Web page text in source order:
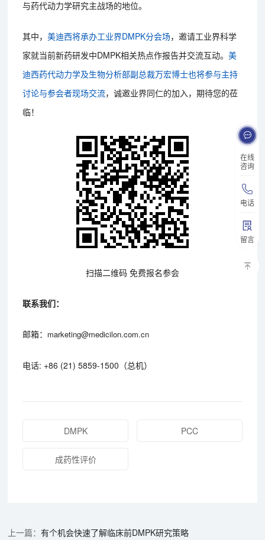
在线
咨询
电话
留言
与药代动力学研究主战场的地位。
其中，美迪西将承办工业界DMPK分会场，邀请工业界科学
家就当前新药研发中DMPK相关热点作报告并交流互动。美
迪西药代动力学及生物分析部副总裁万宏博士也将参与主持
讨论与参会者现场交流，诚邀业界同仁的加入，期待您的莅
临！
扫描二维码 免费报名参会
联系我们：
邮箱： marketing@medicilon.com.cn
电话: +86 (21) 5859-1500（总机）
DMPK PCC
成药性评价
有个机会快速了解临床前DMPK研究策略